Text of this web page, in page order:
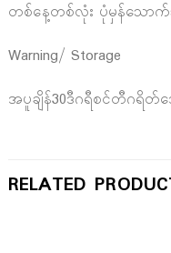
တစ်နေ့တစ်လုံး ပုံမှန်သောက်
Warning/ Storage
အပူချိန်30ဒီဂရီစင်တီဂရိတ်
RELATED